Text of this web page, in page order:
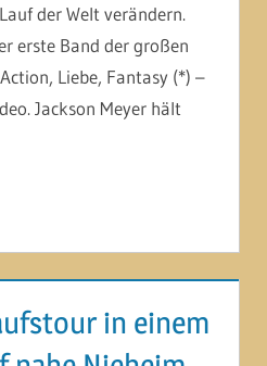
der Welt verändern.
erste Band der großen
Liebe, Fantasy (*) –
Jackson Meyer hält
in einem